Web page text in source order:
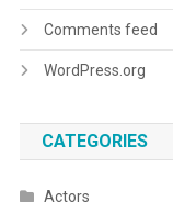
Comments feed
WordPress.org
CATEGORIES
Actors